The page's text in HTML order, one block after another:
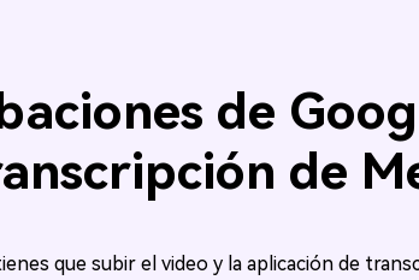
de
de
que subir el video y la aplicación de